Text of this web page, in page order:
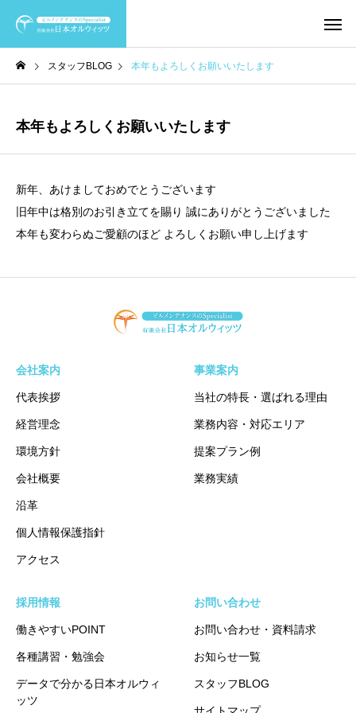
スタッフBLOG 本年もよろしくお願いいたします
本年もよろしくお願いいたします
新年、あけましておめでとうございます
旧年中は格別のお引き立てを賜り 誠にありがとうございました
本年も変わらぬご愛顧のほど よろしくお願い申し上げます
会社案内
代表挨拶
経営理念
環境方針
会社概要
沿革
個人情報保護指針
アクセス
事業案内
当社の特長・選ばれる理由
業務内容・対応エリア
提案プラン例
業務実績
採用情報
働きやすいPOINT
各種講習・勉強会
データで分かる日本オルウィ
ッツ
お問い合わせ
お問い合わせ・資料請求
お知らせ一覧
スタッフBLOG
サイトマップ